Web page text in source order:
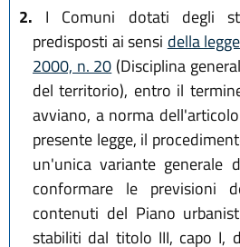
2. I Comuni dotati degli
predisposti ai sensi della
2000, n. 20 (Disciplina
del territorio), entro il
avviano, a norma
presente legge, il
un'unica variante generale
conformare le previsioni
contenuti del Piano
stabiliti dal titolo III, capo I,